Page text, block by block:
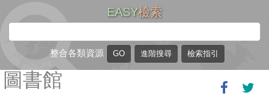
EASY檢索
整合各類資源
圖書館